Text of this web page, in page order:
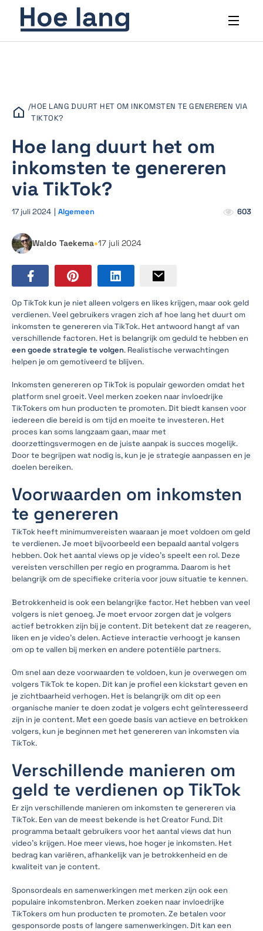
/HOE LANG DUURT HET OM INKOMSTEN TE GENEREREN VIA
TIKTOK?
Hoe lang duurt het om
inkomsten te genereren
via TikTok?
17 juli 2024 | Algemeen 603
Waldo Taekema•17 juli 2024
Op TikTok kun je niet alleen volgers en likes krijgen, maar ook geld
verdienen. Veel gebruikers vragen zich af hoe lang het duurt om
inkomsten te genereren via TikTok. Het antwoord hangt af van
verschillende factoren. Het is belangrijk om geduld te hebben en
een goede strategie te volgen. Realistische verwachtingen
helpen je om gemotiveerd te blijven.
Inkomsten genereren op TikTok is populair geworden omdat het
platform snel groeit. Veel merken zoeken naar invloedrijke
TikTokers om hun producten te promoten. Dit biedt kansen voor
iedereen die bereid is om tijd en moeite te investeren. Het
proces kan soms langzaam gaan, maar met
doorzettingsvermogen en de juiste aanpak is succes mogelijk.
Door te begrijpen wat nodig is, kun je je strategie aanpassen en je
doelen bereiken.
Voorwaarden om inkomsten
te genereren
TikTok heeft minimumvereisten waaraan je moet voldoen om geld
te verdienen. Je moet bijvoorbeeld een bepaald aantal volgers
hebben. Ook het aantal views op je video's speelt een rol. Deze
vereisten verschillen per regio en programma. Daarom is het
belangrijk om de specifieke criteria voor jouw situatie te kennen.
Betrokkenheid is ook een belangrijke factor. Het hebben van veel
volgers is niet genoeg. Je moet ervoor zorgen dat je volgers
actief betrokken zijn bij je content. Dit betekent dat ze reageren,
liken en je video's delen. Actieve interactie verhoogt je kansen
om op te vallen bij merken en andere potentiële partners.
Om snel aan deze voorwaarden te voldoen, kun je overwegen om
volgers TikTok te kopen. Dit kan je profiel een kickstart geven en
je zichtbaarheid verhogen. Het is belangrijk om dit op een
organische manier te doen zodat je volgers echt geïnteresseerd
zijn in je content. Met een goede basis van actieve en betrokken
volgers, kun je beginnen met het genereren van inkomsten via
TikTok.
Verschillende manieren om
geld te verdienen op TikTok
Er zijn verschillende manieren om inkomsten te genereren via
TikTok. Een van de meest bekende is het Creator Fund. Dit
programma betaalt gebruikers voor het aantal views dat hun
video's krijgen. Hoe meer views, hoe hoger je inkomsten. Het
bedrag kan variëren, afhankelijk van je betrokkenheid en de
kwaliteit van je content.
Sponsordeals en samenwerkingen met merken zijn ook een
populaire inkomstenbron. Merken zoeken naar invloedrijke
TikTokers om hun producten te promoten. Ze betalen voor
gesponsorde posts of langere samenwerkingen. Dit kan een